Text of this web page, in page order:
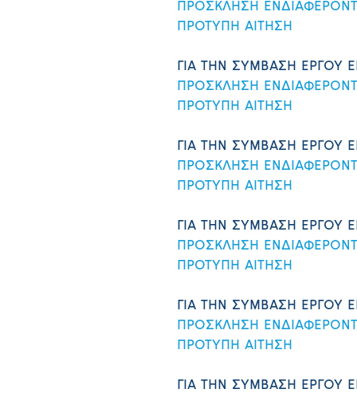
ΠΡΟΣΚΛΗΣΗ
ΠΡΟΤΥΠΗ ΑΙΤΗΣΗ
ΓΙΑ ΤΗΝ ΣΥΜΒΑΣΗ ΕΡΓΟΥ
ΠΡΟΣΚΛΗΣΗ
ΠΡΟΤΥΠΗ ΑΙΤΗΣΗ
ΓΙΑ ΤΗΝ ΣΥΜΒΑΣΗ ΕΡΓΟΥ
ΠΡΟΣΚΛΗΣΗ
ΠΡΟΤΥΠΗ ΑΙΤΗΣΗ
ΓΙΑ ΤΗΝ ΣΥΜΒΑΣΗ ΕΡΓΟΥ
ΠΡΟΣΚΛΗΣΗ
ΠΡΟΤΥΠΗ ΑΙΤΗΣΗ
ΓΙΑ ΤΗΝ ΣΥΜΒΑΣΗ ΕΡΓΟΥ
ΠΡΟΣΚΛΗΣΗ
ΠΡΟΤΥΠΗ ΑΙΤΗΣΗ
ΓΙΑ ΤΗΝ ΣΥΜΒΑΣΗ ΕΡΓΟΥ